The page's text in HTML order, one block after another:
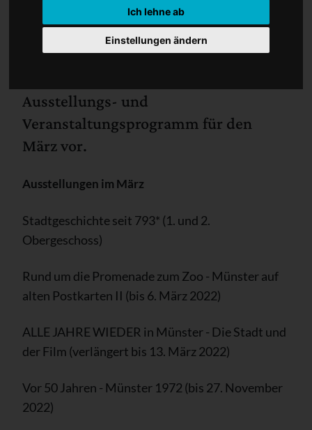
Ich lehne ab
Einstellungen ändern
Ausstellungs- und
Veranstaltungsprogramm für den
März vor.
Ausstellungen im März
Stadtgeschichte seit 793* (1. und 2.
Obergeschoss)
Rund um die Promenade zum Zoo - Münster auf
alten Postkarten II (bis 6. März 2022)
ALLE JAHRE WIEDER in Münster - Die Stadt und
der Film (verlängert bis 13. März 2022)
Vor 50 Jahren - Münster 1972 (bis 27. November
2022)